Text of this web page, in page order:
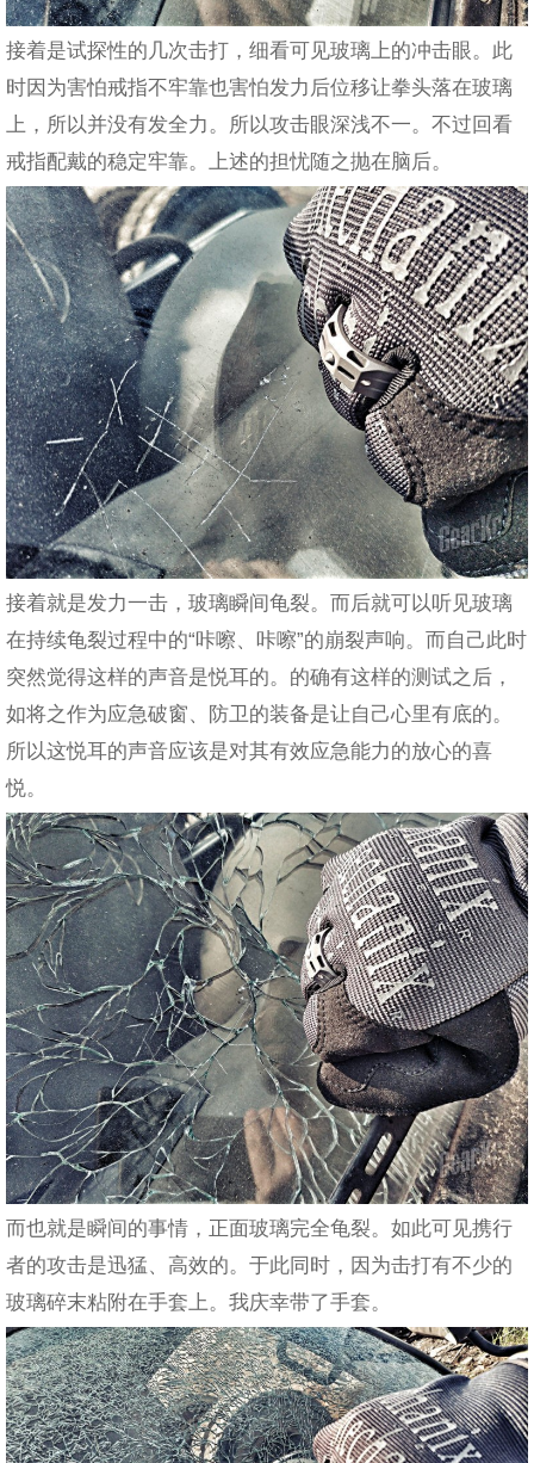
接着是试探性的几次击打，细看可见玻璃上的冲击眼。此
时因为害怕戒指不牢靠也害怕发力后位移让拳头落在玻璃
上，所以并没有发全力。所以攻击眼深浅不一。不过回看
戒指配戴的稳定牢靠。上述的担忧随之抛在脑后。
接着就是发力一击，玻璃瞬间龟裂。而后就可以听见玻璃
在持续龟裂过程中的“咔嚓、咔嚓”的崩裂声响。而自己此时
突然觉得这样的声音是悦耳的。的确有这样的测试之后，
如将之作为应急破窗、防卫的装备是让自己心里有底的。
所以这悦耳的声音应该是对其有效应急能力的放心的喜
悦。
而也就是瞬间的事情，正面玻璃完全龟裂。如此可见携行
者的攻击是迅猛、高效的。于此同时，因为击打有不少的
玻璃碎末粘附在手套上。我庆幸带了手套。